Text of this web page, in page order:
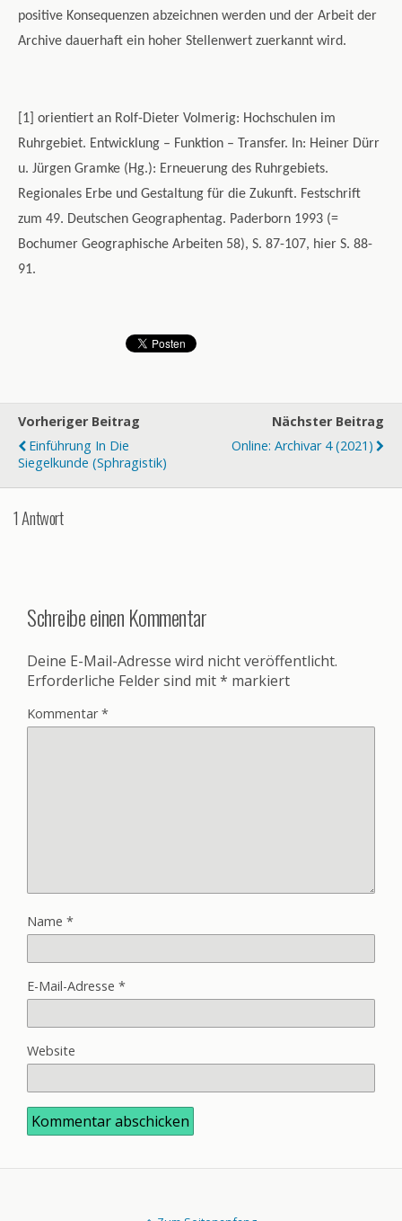
positive Konsequenzen abzeichnen werden und der Arbeit der
Archive dauerhaft ein hoher Stellenwert zuerkannt wird.
[1] orientiert an Rolf-Dieter Volmerig: Hochschulen im
Ruhrgebiet. Entwicklung – Funktion – Transfer. In: Heiner Dürr
u. Jürgen Gramke (Hg.): Erneuerung des Ruhrgebiets.
Regionales Erbe und Gestaltung für die Zukunft. Festschrift
zum 49. Deutschen Geographentag. Paderborn 1993 (=
Bochumer Geographische Arbeiten 58), S. 87-107, hier S. 88-
91.
Vorheriger Beitrag
Einführung In Die
Siegelkunde (Sphragistik)
Nächster Beitrag
Online: Archivar 4 (2021)
1 Antwort
Schreibe einen Kommentar
Deine E-Mail-Adresse wird nicht veröffentlicht.
Erforderliche Felder sind mit* markiert
Kommentar*
Name *
E-Mail-Adresse *
Website